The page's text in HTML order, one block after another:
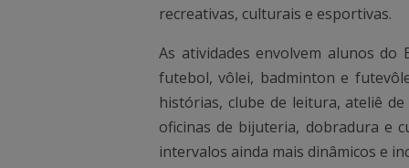
recreativas, culturais e esportivas.
As atividades envolvem alunos do
futebol, vôlei, badminton e
histórias, clube de leitura, ateliê
oficinas de bijuteria, dobradura e
intervalos ainda mais dinâmicos e